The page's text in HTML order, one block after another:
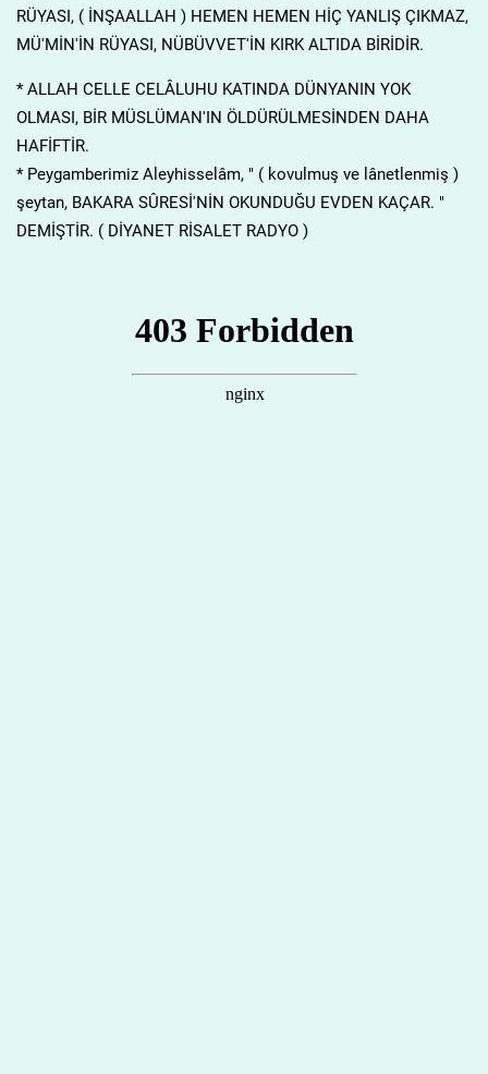
RÜYASI, ( İNŞAALLAH ) HEMEN HEMEN HİÇ YANLIŞ ÇIKMAZ,
MÜ'MİN'İN RÜYASI, NÜBÜVVET'İN KIRK ALTIDA BİRİDİR.
* ALLAH CELLE CELÂLUHU KATINDA DÜNYANIN YOK
OLMASI, BİR MÜSLÜMAN'IN ÖLDÜRÜLMESİNDEN DAHA
HAFİFTİR.
* Peygamberimiz Aleyhisselâm, " ( kovulmuş ve lânetlenmiş )
şeytan, BAKARA SÛRESİ'NİN OKUNDUĞU EVDEN KAÇAR. "
DEMİŞTİR. ( DİYANET RİSALET RADYO )